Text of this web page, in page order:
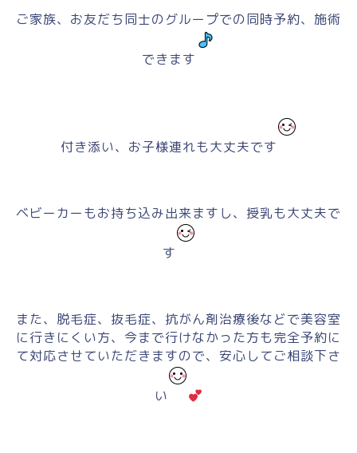
ご家族、お友だち同士のグループでの同時予約、施術
できます
付き添い、お子様連れも大丈夫です
ベビーカーもお持ち込み出来ますし、授乳も大丈夫で
す
また、脱毛症、抜毛症、抗がん剤治療後などで美容室
に行きにくい方、今まで行けなかった方も完全予約に
て対応させていただきますので、安心してご相談下さ
い